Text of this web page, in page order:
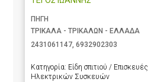
ΠΗΓΗ
ΤΡΙΚΑΛΑ - ΤΡΙΚΑΛΩΝ - ΕΛΛΑΔΑ
2431061147, 6932902303
Κατηγορία: Είδη σπιτιού / Επισκευές
Ηλεκτρικών Συσκευών